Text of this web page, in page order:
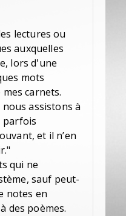
lectures ou
auxquelles
lors d'une
mots
carnets.
nous assistons à
parfois
et il n’en
qui ne
sauf peut-
notes en
des poèmes.